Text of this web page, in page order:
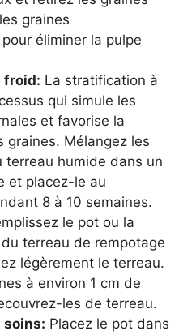
graines
éliminer la pulpe
froid: La stratification à
qui simule les
et favorise la
graines. Mélangez les
terreau humide dans un
et placez-le au
8 à 10 semaines.
le pot ou la
terreau de rempotage
légèrement le terreau.
à environ 1 cm de
les de terreau.
soins: Placez le pot dans